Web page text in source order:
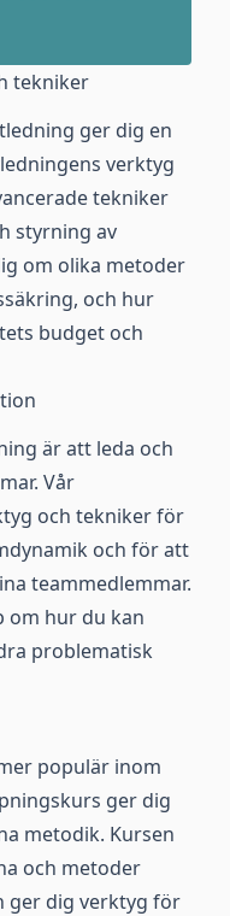
tekniker
ger dig en
verktyg
tekniker
styrning av
om olika metoder
och hur
budget och
är att leda och
Vår
och tekniker för
och för att
teammedlemmar.
om hur du kan
problematisk
populär inom
ger dig
metodik. Kursen
och metoder
ger dig verktyg för